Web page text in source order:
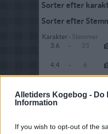
Alletiders Kogebog - Do
Information
If you wish to opt-out of the
Sorter efter
Sorter efter
Karakter - Stemmer
3.6
- 33
4.4 - 6